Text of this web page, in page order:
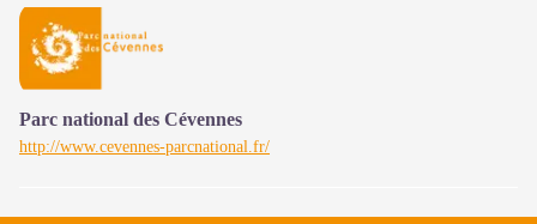
Parc national des Cévennes
http://www.cevennes-parcnational.fr/